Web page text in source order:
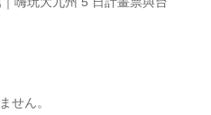
せん。